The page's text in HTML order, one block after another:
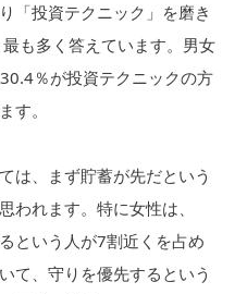
「投資テクニック」を磨き
も多く答えています。男女
％が投資テクニックの方
す。
は、まず貯蓄が先だという
われます。特に女性は、
という人が7割近くを占め
て、守りを優先するという